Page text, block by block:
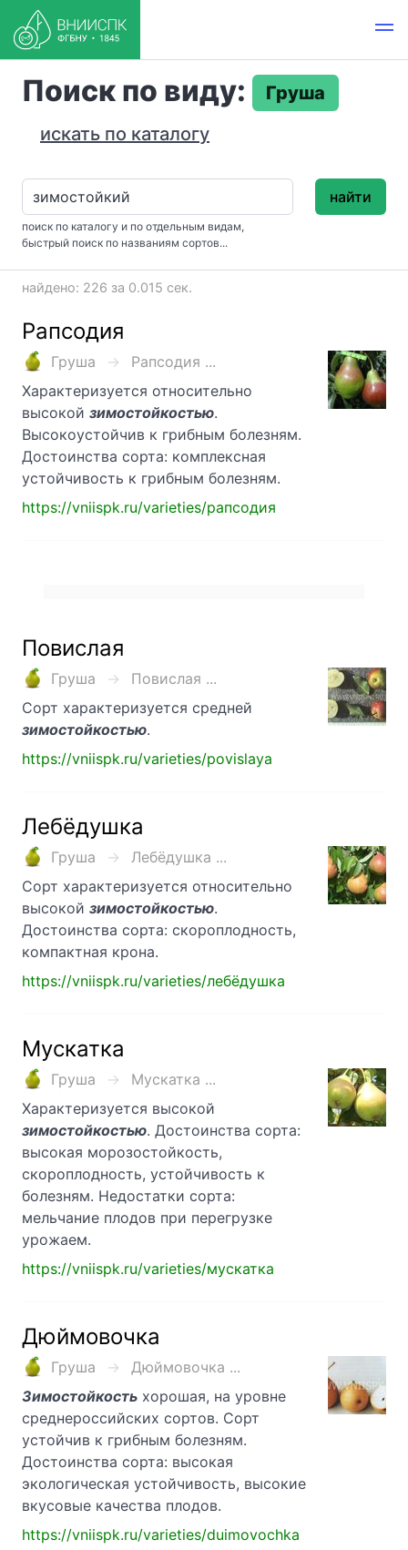
Поиск по виду:
Груша
искать по каталогу
поиск по каталогу и по отдельным видам,
быстрый поиск по названиям сортов...
найти
найдено: 226 за 0.015 сек.
Рапсодия
Груша
Рапсодия ...
Характеризуется относительно
высокой зимостойкостью.
Высокоустойчив к грибным болезням.
Достоинства сорта: комплексная
устойчивость к грибным болезням.
https://vniispk.ru/varieties/рапсодия
Повислая
Груша
Повислая ...
Сорт характеризуется средней
зимостойкостью.
https://vniispk.ru/varieties/povislaya
Лебёдушка
Груша
Лебёдушка ...
Сорт характеризуется относительно
высокой зимостойкостью.
Достоинства сорта: скороплодность,
компактная крона.
https://vniispk.ru/varieties/лебёдушка
Мускатка
Груша
Мускатка ...
Характеризуется высокой
зимостойкостью. Достоинства сорта:
высокая морозостойкость,
скороплодность, устойчивость к
болезням. Недостатки сорта:
мельчание плодов при перегрузке
урожаем.
https://vniispk.ru/varieties/мускатка
Дюймовочка
Груша
Дюймовочка ...
Зимостойкость хорошая, на уровне
среднероссийских сортов. Сорт
устойчив к грибным болезням.
Достоинства сорта: высокая
экологическая устойчивость, высокие
вкусовые качества плодов.
https://vniispk.ru/varieties/duimovochka